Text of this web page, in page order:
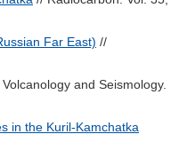
Far East) //
Volcanology and Seismology.
in the Kuril-Kamchatka